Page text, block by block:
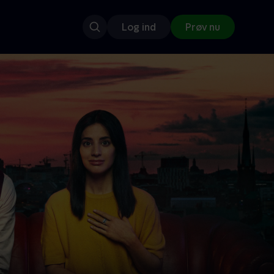
Log ind Prøv nu